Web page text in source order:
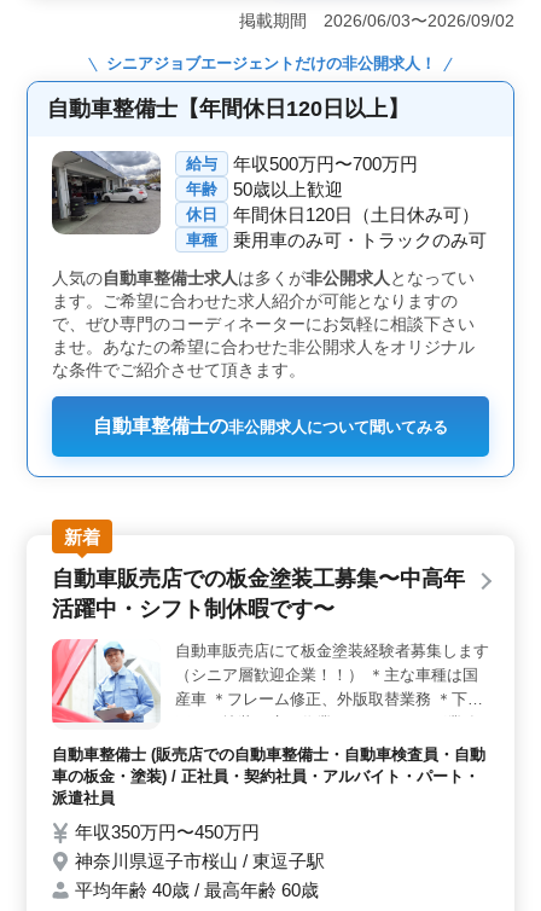
車業務など販売店での整備業務を担当します。乗用車を
中心に扱い、これまで培った整備経験や接客対応力を活
かせます。 ＜働きやすい環境＞ 残業なしの勤務環
境です。50代・60代が活躍している職場で、経験豊富な
整備士として技術を発揮できます。駅から近く、通勤に
も便利な環境です。 ＜待遇・福利厚生＞ 賞与あ
り、交通費支給、各種社会保険完備。安定した環境のも
と、自動車整備の経験を活かして働けます。
掲載期間 2026/06/03〜2026/09/02
シニアジョブエージェントだけの非公開求人！
自動車整備士【年間休日120日以上】
給与 年収500万円〜700万円
年齢 50歳以上歓迎
休日 年間休日120日（土日休み可）
車種 乗用車のみ可・トラックのみ可
人気の自動車整備士求人は多くが非公開求人となってい
ます。ご希望に合わせた求人紹介が可能となりますの
で、ぜひ専門のコーディネーターにお気軽に相談下さい
ませ。あなたの希望に合わせた非公開求人をオリジナル
な条件でご紹介させて頂きます。
自動車整備士の非公開求人について聞いてみる
新着
自動車販売店での板金塗装工募集〜中高年
活躍中・シフト制休暇です〜
自動車販売店にて板金塗装経験者募集します
（シニア層歓迎企業！！） ＊主な車種は国
産車 ＊フレーム修正、外版取替業務 ＊下地
現在50歳以上も活躍している企業です。 車
体整備士資格保有者優遇致します。 今まで
ちしております。
自動車整備士 (販売店での自動車整備士・自動車検査員・自動
車の板金・塗装) / 正社員・契約社員・アルバイト・パート・
派遣社員
年収350万円〜450万円
神奈川県逗子市桜山 / 東逗子駅
平均年齢 40歳 / 最高年齢 60歳